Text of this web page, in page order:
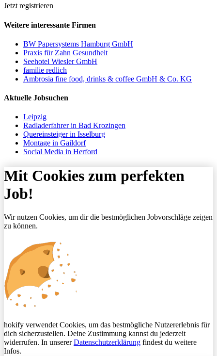
Jetzt registrieren
Weitere interessante Firmen
BW Papersystems Hamburg GmbH
Praxis für Zahn Gesundheit
Seehotel Wiesler GmbH
familie redlich
Ambrosia fine food, drinks & coffee GmbH & Co. KG
Aktuelle Jobsuchen
Leipzig
Radladerfahrer in Bad Krozingen
Quereinsteiger in Isselburg
Montage in Gaildorf
Social Media in Herford
Mit Cookies zum perfekten
Job!
Wir nutzen Cookies, um dir die bestmöglichen Jobvorschläge zeigen
zu können.
hokify verwendet Cookies, um das bestmögliche Nutzererlebnis für
dich sicherzustellen. Deine Zustimmung kannst du jederzeit
widerrufen. In unsererDatenschutzerklärung findest du weitere
Infos.